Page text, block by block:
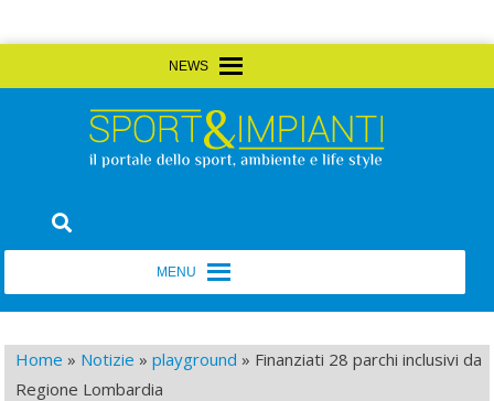
to
Sport&Impianti
Home » Notizie »playground » Finanziati 28 parchi inclusivi da
Regione Lombardia